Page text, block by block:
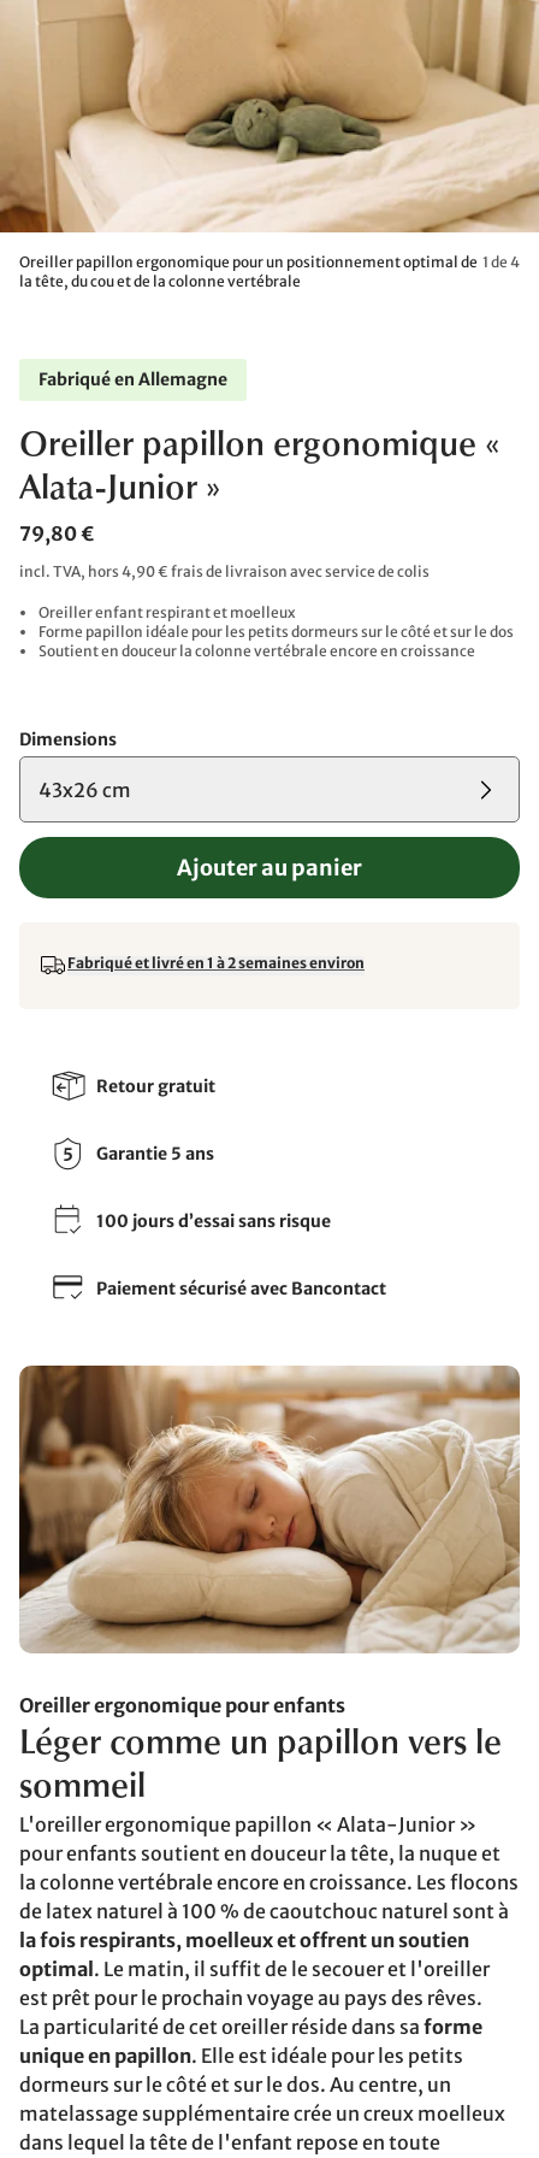
Oreiller papillon ergonomique pour un positionnement optimal de
la tête, du cou et de la colonne vertébrale
1 de 4
Fabriqué en Allemagne
Oreiller papillon ergonomique «
Alata-Junior »
79,80 €
incl. TVA, hors 4,90 € frais de livraison avec service de colis
Oreiller enfant respirant et moelleux
Forme papillon idéale pour les petits dormeurs sur le côté et sur le dos
Soutient en douceur la colonne vertébrale encore en croissance
Dimensions
43x26 cm
Ajouter au panier
Fabriqué et livré en 1 à 2 semaines environ
Retour gratuit
Garantie 5 ans
100 jours d’essai sans risque
Paiement sécurisé avec Bancontact
Oreiller ergonomique pour enfants
Léger comme un papillon vers le
sommeil
L'oreiller ergonomique papillon « Alata-Junior »
pour enfants soutient en douceur la tête, la nuque et
la colonne vertébrale encore en croissance. Les flocons
de latex naturel à 100 % de caoutchouc naturel sont à
la fois respirants, moelleux et offrent un soutien
optimal . Le matin, il suffit de le secouer et l'oreiller
est prêt pour le prochain voyage au pays des rêves.
La particularité de cet oreiller réside dans sa forme
unique en papillon. Elle est idéale pour les petits
dormeurs sur le côté et sur le dos. Au centre, un
matelassage supplémentaire crée un creux moelleux
dans lequel la tête de l'enfant repose en toute